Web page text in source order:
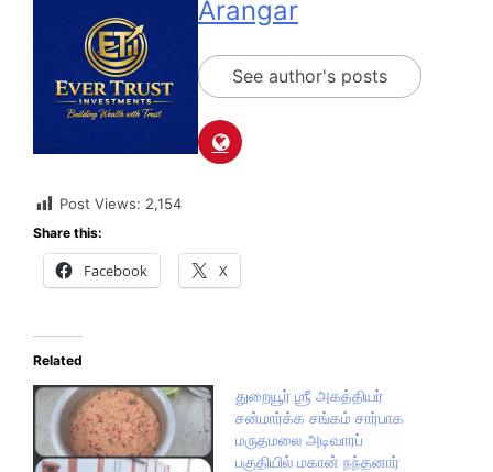
Arangar
See author's posts
Post Views: 2,154
Share this:
Facebook X
Related
துறையூர் ஶ்ரீ அகத்தியர்
சன்மார்க்க சங்கம் சார்பாக
மருதமலை அடிவாரப்
பகுதியில் மகான் நந்தனார்